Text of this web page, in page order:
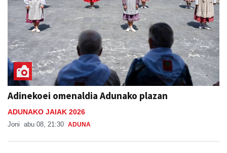
Adinekoei omenaldia Adunako plazan
ADUNAKO JAIAK 2026
Joni abu 08, 21:30 ADUNA